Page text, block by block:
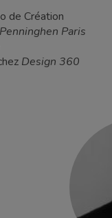
de Création
Paris
Design 360